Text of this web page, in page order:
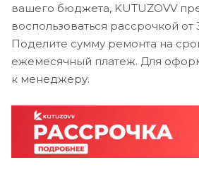
вашего бюджета, KUTUZOVV
воспользоваться рассрочкой от
Поделите сумму ремонта на
ежемесячный платеж. Для
к менеджеру.